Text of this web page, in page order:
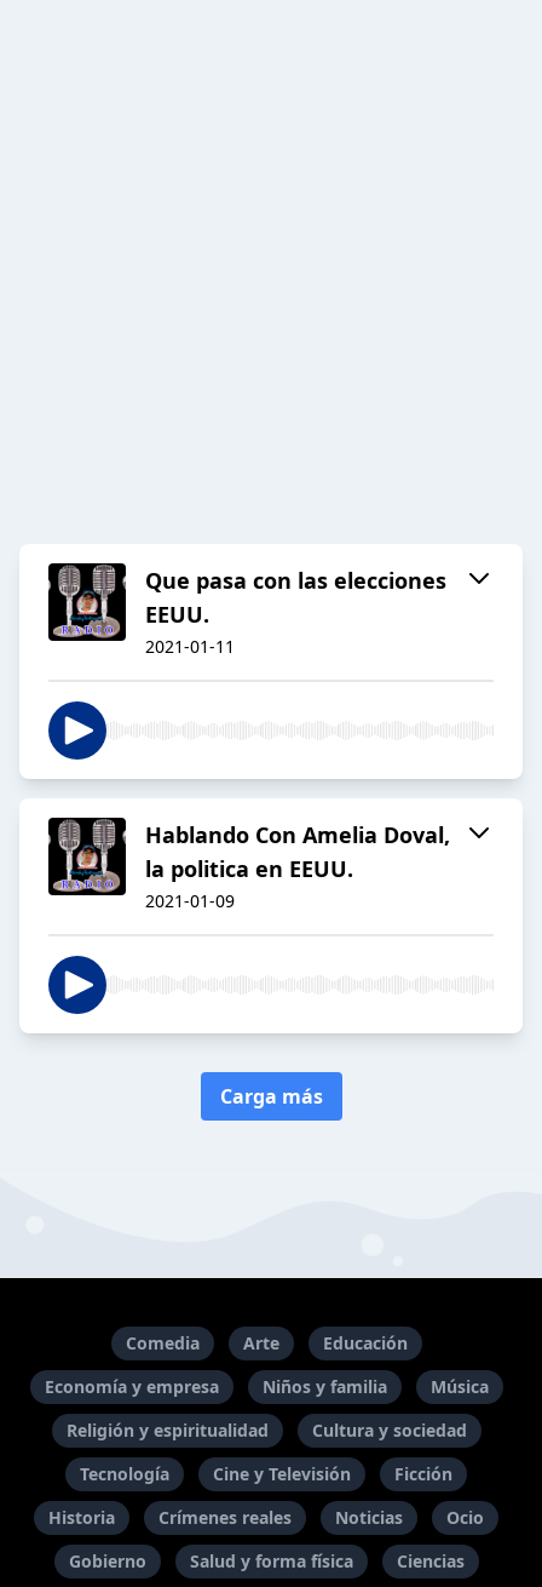
Que pasa con las elecciones
EEUU.
2021-01-11
Hablando Con Amelia Doval,
la politica en EEUU.
2021-01-09
Carga más
Comedia Arte
Educación
Economía y empresa
Niños y familia
Música
Religión y espiritualidad
Cultura y sociedad
Tecnología
Cine y Televisión
Ficción
Historia
Crímenes reales Noticias
Ocio
Gobierno
Salud y forma física Ciencias